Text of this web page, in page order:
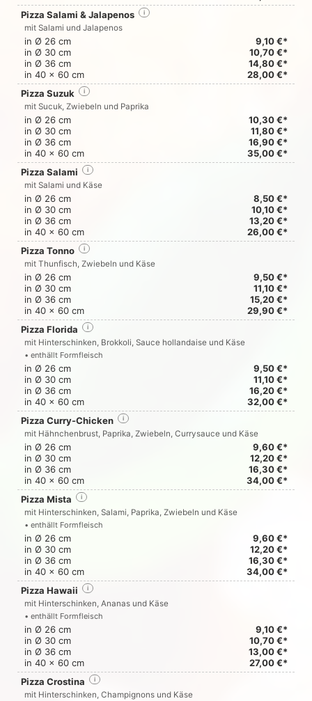
Pizza Salami & Jalapenos
i
mit Salami und Jalapenos
in Ø 26 cm
9,10 €*
in Ø 30 cm
10,70 €*
in Ø 36 cm
14,80 €*
in 40 x 60 cm
28,00 €*
Pizza Suzuk
i
mit Sucuk, Zwiebeln und Paprika
in Ø 26 cm
10,30 €*
in Ø 30 cm
11,80 €*
in Ø 36 cm
16,90 €*
in 40 x 60 cm
35,00 €*
Pizza Salami
i
mit Salami und Käse
in Ø 26 cm
8,50 €*
in Ø 30 cm
10,10 €*
in Ø 36 cm
13,20 €*
in 40 x 60 cm
26,00 €*
Pizza Tonno
i
mit Thunfisch, Zwiebeln und Käse
in Ø 26 cm
9,50 €*
in Ø 30 cm
11,10 €*
in Ø 36 cm
15,20 €*
in 40 x 60 cm
29,90 €*
Pizza Florida
i
mit Hinterschinken, Brokkoli, Sauce hollandaise und Käse
• enthällt Formfleisch
in Ø 26 cm
9,50 €*
in Ø 30 cm
11,10 €*
in Ø 36 cm
16,20 €*
in 40 x 60 cm
32,00 €*
Pizza Curry-Chicken
i
mit Hähnchenbrust, Paprika, Zwiebeln, Currysauce und Käse
in Ø 26 cm
9,60 €*
in Ø 30 cm
12,20 €*
in Ø 36 cm
16,30 €*
in 40 x 60 cm
34,00 €*
Pizza Mista
i
mit Hinterschinken, Salami, Paprika, Zwiebeln und Käse
• enthällt Formfleisch
in Ø 26 cm
9,60 €*
in Ø 30 cm
12,20 €*
in Ø 36 cm
16,30 €*
in 40 x 60 cm
34,00 €*
Pizza Hawaii
i
mit Hinterschinken, Ananas und Käse
• enthällt Formfleisch
in Ø 26 cm
9,10 €*
in Ø 30 cm
10,70 €*
in Ø 36 cm
13,00 €*
in 40 x 60 cm
27,00 €*
Pizza Crostina
i
mit Hinterschinken, Champignons und Käse